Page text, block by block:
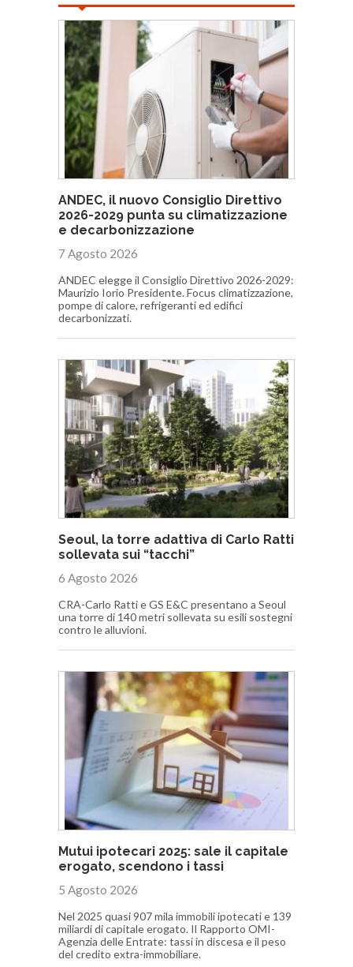
ANDEC, il nuovo Consiglio Direttivo
2026-2029 punta su climatizzazione
e decarbonizzazione
7 Agosto 2026
ANDEC elegge il Consiglio Direttivo 2026-2029:
Maurizio Iorio Presidente. Focus climatizzazione,
pompe di calore, refrigeranti ed edifici
decarbonizzati.
Seoul, la torre adattiva di Carlo Ratti
sollevata sui “tacchi”
6 Agosto 2026
CRA-Carlo Ratti e GS E&C presentano a Seoul
una torre di 140 metri sollevata su esili sostegni
contro le alluvioni.
Mutui ipotecari 2025: sale il capitale
erogato, scendono i tassi
5 Agosto 2026
Nel 2025 quasi 907 mila immobili ipotecati e 139
miliardi di capitale erogato. Il Rapporto OMI-
Agenzia delle Entrate: tassi in discesa e il peso
del credito extra-immobiliare.